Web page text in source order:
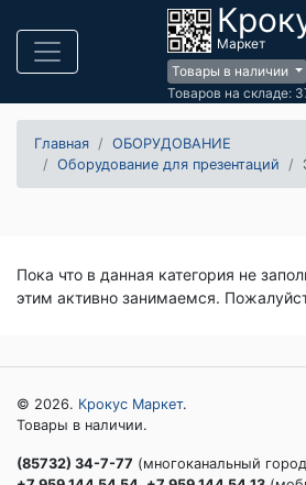
Маркет
Товары в наличии
Товаров на складе:
Главная
ОБОРУДОВАНИЕ
Оборудование для презентаций
Пока что в данная категория не
этим активно занимаемся.
© 2026. Крокус Маркет.
Товары в наличии.
(85732) 34-7-77 (многоканальный